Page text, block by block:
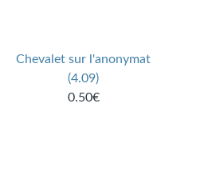
Chevalet sur l'anonymat
(4.09)
0.50€